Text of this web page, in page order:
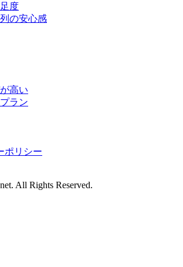
度
の安心感
高い
ラン
ポリシー
All Rights Reserved.